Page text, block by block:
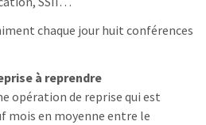
chaque jour huit conférences
à reprendre
opération de reprise qui est
mois en moyenne entre le